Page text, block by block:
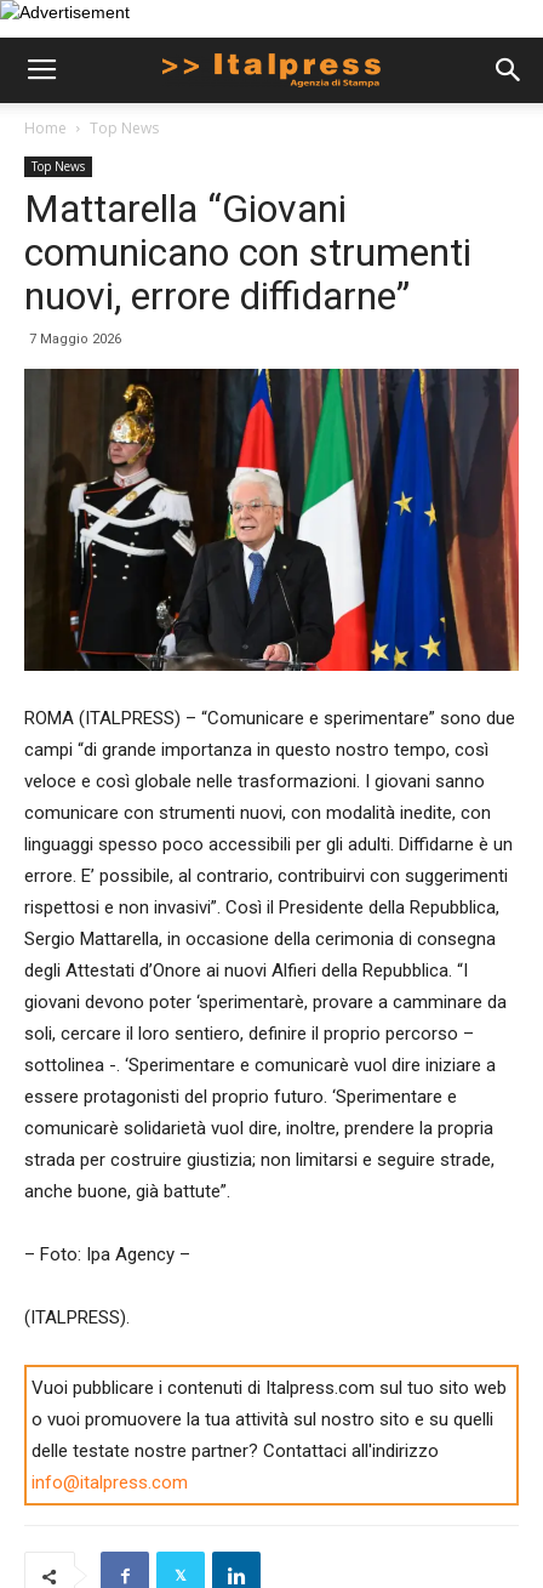
Home Top News
Top News
Mattarella “Giovani
comunicano con strumenti
nuovi, errore diffidarne”
7 Maggio 2026
ROMA (ITALPRESS) – “Comunicare e sperimentare” sono due
campi “di grande importanza in questo nostro tempo, così
veloce e così globale nelle trasformazioni. I giovani sanno
comunicare con strumenti nuovi, con modalità inedite, con
linguaggi spesso poco accessibili per gli adulti. Diffidarne è un
errore. E’ possibile, al contrario, contribuirvi con suggerimenti
rispettosi e non invasivi”. Così il Presidente della Repubblica,
Sergio Mattarella, in occasione della cerimonia di consegna
degli Attestati d’Onore ai nuovi Alfieri della Repubblica. “I
giovani devono poter ‘sperimentarè, provare a camminare da
soli, cercare il loro sentiero, definire il proprio percorso –
sottolinea -. ‘Sperimentare e comunicarè vuol dire iniziare a
essere protagonisti del proprio futuro. ‘Sperimentare e
comunicarè solidarietà vuol dire, inoltre, prendere la propria
strada per costruire giustizia; non limitarsi e seguire strade,
anche buone, già battute”.
– Foto: Ipa Agency –
(ITALPRESS).
Vuoi pubblicare i contenuti di Italpress.com sul tuo sito web
o vuoi promuovere la tua attività sul nostro sito e su quelli
delle testate nostre partner? Contattaci all'indirizzo
info@italpress.com